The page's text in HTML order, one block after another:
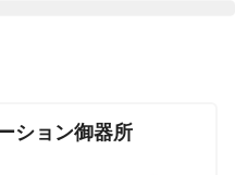
橋ビル5階B号室
子
ション御器所